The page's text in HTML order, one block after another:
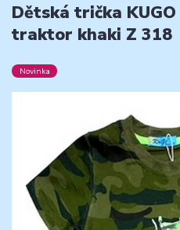
Dětská trička KUGO
traktor khaki Z 318
Novinka